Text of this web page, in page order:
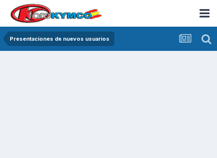
Presentaciones de nuevos usuarios